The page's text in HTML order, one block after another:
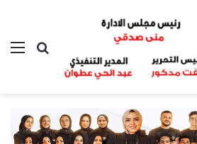
بحث عن